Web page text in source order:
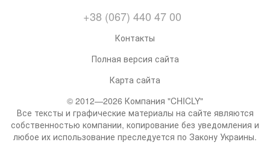
+38 (067) 440 47 00
Контакты
Полная версия сайта
Карта сайта
© 2012—2026 Компания "CHICLY"
Все тексты и графические материалы на сайте являются
собственностью компании, копирование без уведомления и
любое их использование преследуется по Закону Украины.